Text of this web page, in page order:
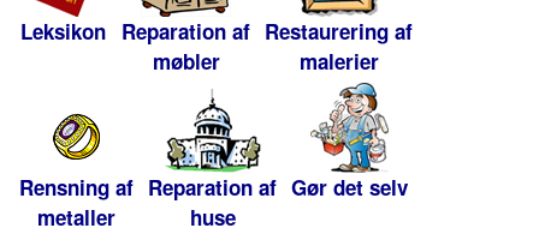
Leksikon Reparation af
møbler
Restaurering af
malerier
Rensning af
metaller
Reparation af
huse
Gør det selv